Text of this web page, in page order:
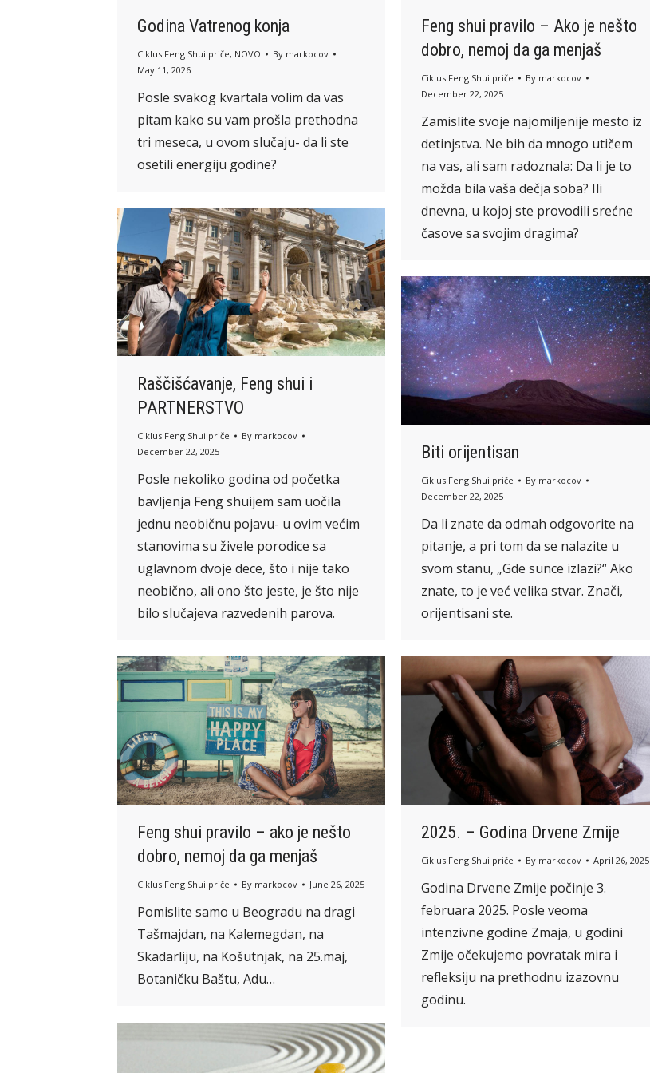
Godina Vatrenog konja
Ciklus Feng Shui priče, NOVO By markocov
May 11, 2026
Posle svakog kvartala volim da vas
pitam kako su vam prošla prethodna
tri meseca, u ovom slučaju- da li ste
osetili energiju godine?
Feng shui pravilo – Ako je nešto
dobro, nemoj da ga menjaš
Ciklus Feng Shui priče By markocov
December 22, 2025
Zamislite svoje najomiljenije mesto iz
detinjstva. Ne bih da mnogo utičem
na vas, ali sam radoznala: Da li je to
možda bila vaša dečja soba? Ili
dnevna, u kojoj ste provodili srećne
časove sa svojim dragima?
Raščišćavanje, Feng shui i
PARTNERSTVO
Ciklus Feng Shui priče By markocov
December 22, 2025
Posle nekoliko godina od početka
bavljenja Feng shuijem sam uočila
jednu neobičnu pojavu- u ovim većim
stanovima su živele porodice sa
uglavnom dvoje dece, što i nije tako
neobično, ali ono što jeste, je što nije
bilo slučajeva razvedenih parova.
Biti orijentisan
Ciklus Feng Shui priče By markocov
December 22, 2025
Da li znate da odmah odgovorite na
pitanje, a pri tom da se nalazite u
svom stanu, „Gde sunce izlazi?“ Ako
znate, to je već velika stvar. Znači,
orijentisani ste.
Feng shui pravilo – ako je nešto
dobro, nemoj da ga menjaš
Ciklus Feng Shui priče By markocov June 26, 2025
Pomislite samo u Beogradu na dragi
Tašmajdan, na Kalemegdan, na
Skadarliju, na Košutnjak, na 25.maj,
Botaničku Baštu, Adu…
2025. – Godina Drvene Zmije
Ciklus Feng Shui priče By markocov April 26, 2025
Godina Drvene Zmije počinje 3.
februara 2025. Posle veoma
intenzivne godine Zmaja, u godini
Zmije očekujemo povratak mira i
refleksiju na prethodnu izazovnu
godinu.